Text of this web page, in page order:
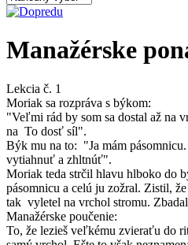
Manažérske
Lekcia č. 1
Moriak sa rozpráva s býkom:
"Veľmi rád by som sa dostal až na
na To dosť síl".
Býk mu na to: "Ja mám
vytiahnuť a zhltnúť".
Moriak teda strčil hlavu hlboko do
pásomnicu a celú ju zožral. Zistil,
tak vyletel na vrchol stromu.
Manažérske poučenie:
To, že lezieš veľkému zvieraťu do